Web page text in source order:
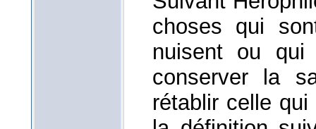
choses qui
nuisent ou qui
conserver la
rétablir celle